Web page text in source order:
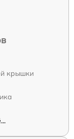
крышки